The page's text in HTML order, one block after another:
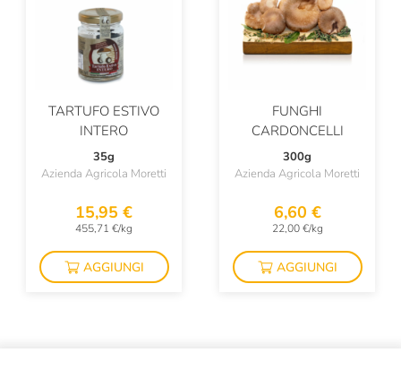
TARTUFO ESTIVO
INTERO
35g
Azienda Agricola Moretti
15,95 €
455,71 €/kg
AGGIUNGI
FUNGHI
CARDONCELLI
300g
Azienda Agricola Moretti
6,60 €
22,00 €/kg
AGGIUNGI